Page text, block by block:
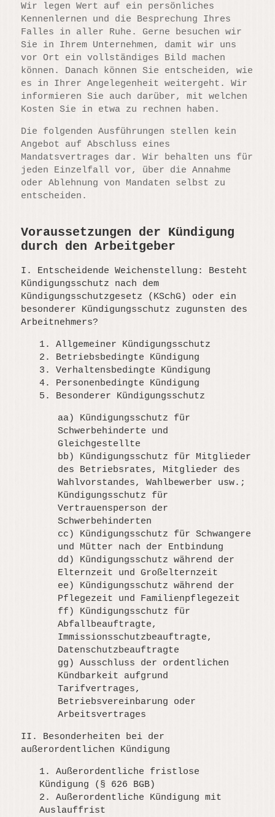
Wir legen Wert auf ein persönliches
Kennenlernen und die Besprechung Ihres
Falles in aller Ruhe. Gerne besuchen wir
Sie in Ihrem Unternehmen, damit wir uns
vor Ort ein vollständiges Bild machen
können. Danach können Sie entscheiden, wie
es in Ihrer Angelegenheit weitergeht. Wir
informieren Sie auch darüber, mit welchen
Kosten Sie in etwa zu rechnen haben.
Die folgenden Ausführungen stellen kein
Angebot auf Abschluss eines
Mandatsvertrages dar. Wir behalten uns für
jeden Einzelfall vor, über die Annahme
oder Ablehnung von Mandaten selbst zu
entscheiden.
Voraussetzungen der Kündigung
durch den Arbeitgeber
I. Entscheidende Weichenstellung: Besteht
Kündigungsschutz nach dem
Kündigungsschutzgesetz (KSchG) oder ein
besonderer Kündigungsschutz zugunsten des
Arbeitnehmers?
1. Allgemeiner Kündigungsschutz
2. Betriebsbedingte Kündigung
3. Verhaltensbedingte Kündigung
4. Personenbedingte Kündigung
5. Besonderer Kündigungsschutz
aa) Kündigungsschutz für
Schwerbehinderte und
Gleichgestellte
bb) Kündigungsschutz für Mitglieder
des Betriebsrates, Mitglieder des
Wahlvorstandes, Wahlbewerber usw.;
Kündigungsschutz für
Vertrauensperson der
Schwerbehinderten
cc) Kündigungsschutz für Schwangere
und Mütter nach der Entbindung
dd) Kündigungsschutz während der
Elternzeit und Großelternzeit
ee) Kündigungsschutz während der
Pflegezeit und Familienpflegezeit
ff) Kündigungsschutz für
Abfallbeauftragte,
Immissionsschutzbeauftragte,
Datenschutzbeauftragte
gg) Ausschluss der ordentlichen
Kündbarkeit aufgrund
Tarifvertrages,
Betriebsvereinbarung oder
Arbeitsvertrages
II. Besonderheiten bei der
außerordentlichen Kündigung
1. Außerordentliche fristlose
Kündigung (§ 626 BGB)
2. Außerordentliche Kündigung mit
Auslauffrist